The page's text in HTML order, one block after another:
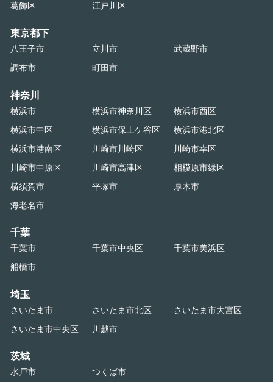
葛飾区
江戸川区
東京都下
八王子市 立川市
武蔵野市
調布市
町田市
神奈川
横浜市 横浜市神奈川区
横浜市西区
横浜市中区
横浜市保土ケ谷区
横浜市港北区
横浜市港南区
川崎市川崎区
川崎市幸区
川崎市中原区
川崎市高津区
相模原市緑区
横須賀市
平塚市
厚木市
海老名市
千葉
千葉市 千葉市中央区
千葉市美浜区
船橋市
埼玉
さいたま市 さいたま市北区
さいたま市大宮区
さいたま市中央区
川越市
茨城
水戸市 つくば市